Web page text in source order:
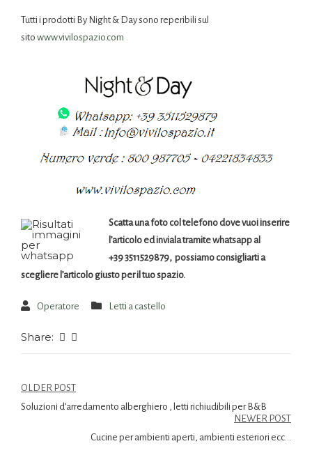
Tutti i prodotti By Night & Day sono reperibili sul
sito www.vivilospazio.com
Scatta una foto col telefono dove vuoi inserire
l’articolo ed inviala tramite whatsapp al
+39 3511529879, possiamo consigliarti a
scegliere l’articolo giusto per il tuo spazio.
Operatore Letti a castello
Share:
OLDER POST
Soluzioni d’arredamento alberghiero , letti richiudibili per B&B
NEWER POST
Cucine per ambienti aperti, ambienti esteriori ecc…